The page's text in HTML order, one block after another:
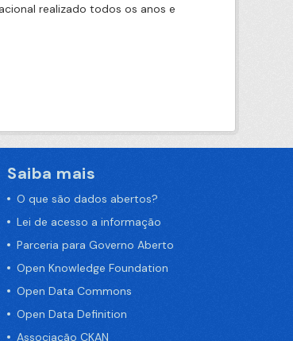
realizado todos os anos e
Saiba mais
O que são dados abertos?
Lei de acesso a informação
Parceria para Governo Aberto
Open Knowledge Foundation
Open Data Commons
Open Data Definition
Associação CKAN